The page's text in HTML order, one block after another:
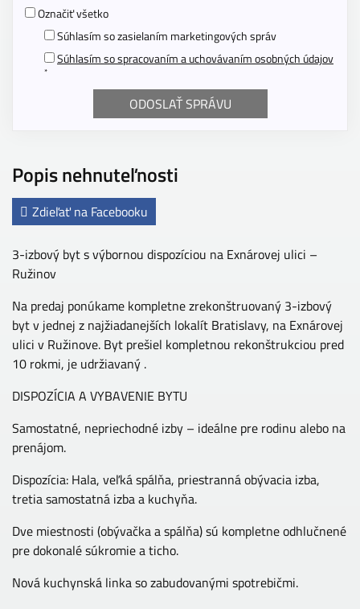
Popis nehnuteľnosti
Zdieľať na Facebooku
3-izbový byt s výbornou dispozíciou na Exnárovej ulici –
Ružinov
Na predaj ponúkame kompletne zrekonštruovaný 3-izbový
byt v jednej z najžiadanejších lokalít Bratislavy, na Exnárovej
ulici v Ružinove. Byt prešiel kompletnou rekonštrukciou pred
10 rokmi, je udržiavaný .
DISPOZÍCIA A VYBAVENIE BYTU
Samostatné, nepriechodné izby – ideálne pre rodinu alebo na
prenájom.
Dispozícia: Hala, veľká spálňa, priestranná obývacia izba,
tretia samostatná izba a kuchyňa.
Dve miestnosti (obývačka a spálňa) sú kompletne odhlučnené
pre dokonalé súkromie a ticho.
Nová kuchynská linka so zabudovanými spotrebičmi.
Označiť všetko
Súhlasím so zasielaním marketingových správ
Súhlasím so spracovaním a uchovávaním osobných údajov
*